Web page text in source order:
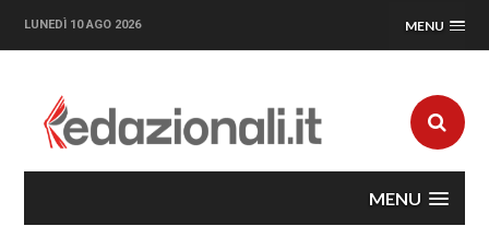
LUNEDÌ 10 AGO 2026 MENU
MENU